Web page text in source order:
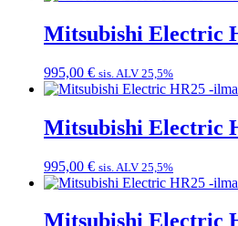
Mitsubishi Electric
995,00 € sis. ALV 25,5%
Mitsubishi Electric
995,00 € sis. ALV 25,5%
Mitsubishi Electric